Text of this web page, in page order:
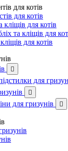
для котів
для котів
кліщів для котів
та кліщів для
для котів

для

для гризунів 